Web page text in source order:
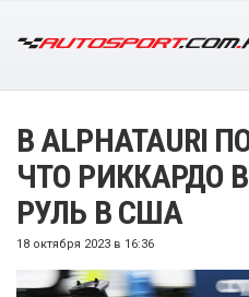
В ALPHATAURI
ЧТО РИККАРДО
РУЛЬ В США
18 октября 2023 в 16:36